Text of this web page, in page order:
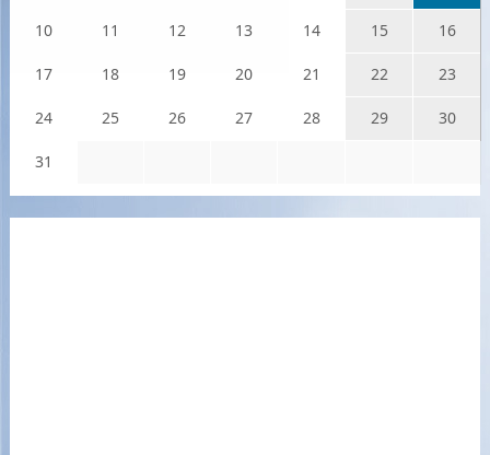
10 11 12 13 14 15 16
17 18 19 20 21 22 23
24 25 26 27 28 29 30
31